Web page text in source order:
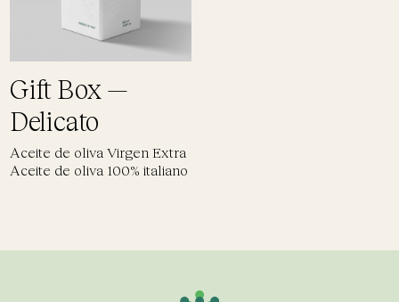
Gift Box —
Delicato
Aceite de oliva Virgen Extra
Aceite de oliva 100% italiano